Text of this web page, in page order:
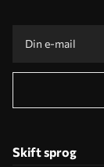
Skift sprog